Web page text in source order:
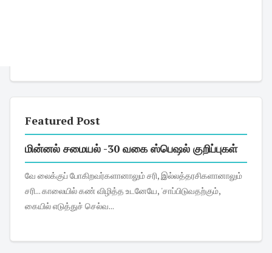
Featured Post
மின்னல் சமையல் -30 வகை ஸ்பெஷல் குறிப்புகள்
வே லைக்குப் போகிறவர்களானாலும் சரி, இல்லத்தரசிகளானாலும்
சரி... காலையில் கண் விழித்த உடனேயே, 'சாப்பிடுவதற்கும்,
கையில் எடுத்துச் செல்வ...